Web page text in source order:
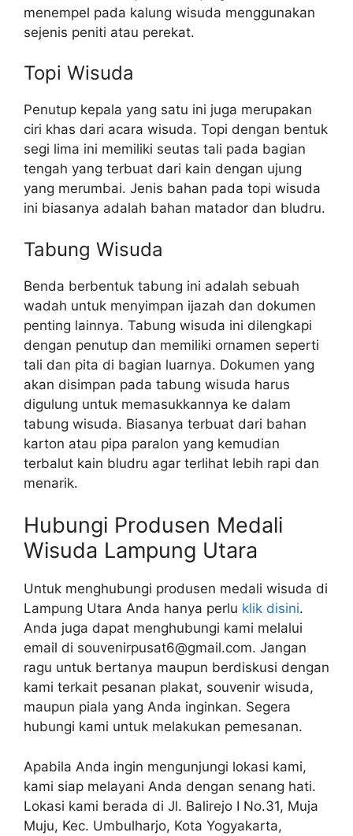
menempel pada kalung wisuda menggunakan
sejenis peniti atau perekat.
Topi Wisuda
Penutup kepala yang satu ini juga merupakan
ciri khas dari acara wisuda. Topi dengan bentuk
segi lima ini memiliki seutas tali pada bagian
tengah yang terbuat dari kain dengan ujung
yang merumbai. Jenis bahan pada topi wisuda
ini biasanya adalah bahan matador dan bludru.
Tabung Wisuda
Benda berbentuk tabung ini adalah sebuah
wadah untuk menyimpan ijazah dan dokumen
penting lainnya. Tabung wisuda ini dilengkapi
dengan penutup dan memiliki ornamen seperti
tali dan pita di bagian luarnya. Dokumen yang
akan disimpan pada tabung wisuda harus
digulung untuk memasukkannya ke dalam
tabung wisuda. Biasanya terbuat dari bahan
karton atau pipa paralon yang kemudian
terbalut kain bludru agar terlihat lebih rapi dan
menarik.
Hubungi Produsen Medali
Wisuda Lampung Utara
Untuk menghubungi produsen medali wisuda di
Lampung Utara Anda hanya perlu klik disini.
Anda juga dapat menghubungi kami melalui
email di souvenirpusat6@gmail.com. Jangan
ragu untuk bertanya maupun berdiskusi dengan
kami terkait pesanan plakat, souvenir wisuda,
maupun piala yang Anda inginkan. Segera
hubungi kami untuk melakukan pemesanan.
Apabila Anda ingin mengunjungi lokasi kami,
kami siap melayani Anda dengan senang hati.
Lokasi kami berada di Jl. Balirejo I No.31, Muja
Muju, Kec. Umbulharjo, Kota Yogyakarta,